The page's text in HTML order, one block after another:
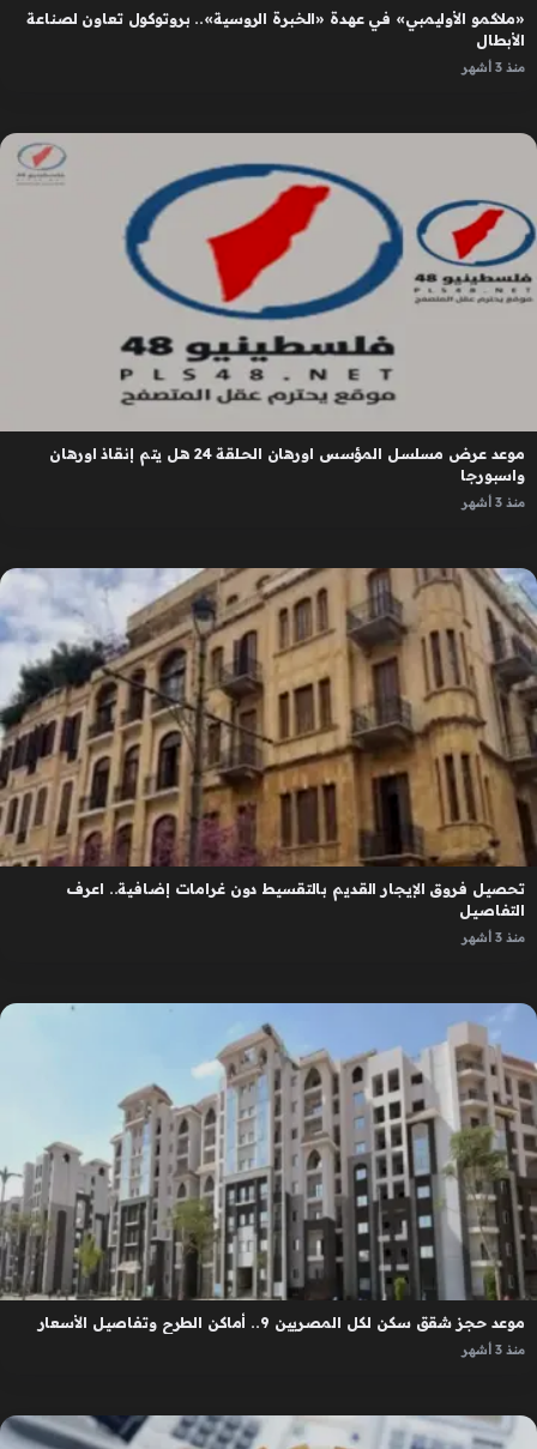
«ملاكمو الأوليمبي» في عهدة «الخبرة الروسية».. بروتوكول تعاون لصناعة
الأبطال
منذ 3 أشهر
موعد عرض مسلسل المؤسس اورهان الحلقة 24 هل يتم إنقاذ اورهان
واسبورجا
منذ 3 أشهر
تحصيل فروق الإيجار القديم بالتقسيط دون غرامات إضافية.. اعرف
التفاصيل
منذ 3 أشهر
موعد حجز شقق سكن لكل المصريين 9.. أماكن الطرح وتفاصيل الأسعار
منذ 3 أشهر